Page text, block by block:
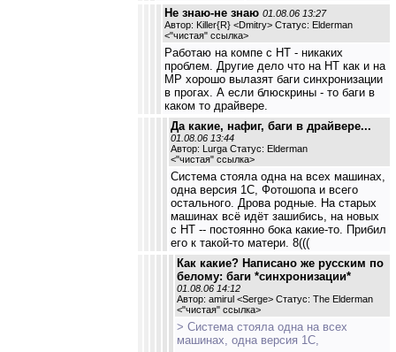
Не знаю-не знаю 01.08.06 13:27
Автор: Killer{R} <Dmitry> Статус: Elderman
<"чистая" ссылка>
Работаю на компе с НТ - никаких
проблем. Другие дело что на НТ как и на
MP хорошо вылазят баги синхронизации
в прогах. А если блюскрины - то баги в
каком то драйвере.
Да какие, нафиг, баги в драйвере...
01.08.06 13:44
Автор: Lurga Статус: Elderman
<"чистая" ссылка>
Система стояла одна на всех машинах,
одна версия 1С, Фотошопа и всего
остального. Дрова родные. На старых
машинах всё идёт зашибись, на новых
с НТ -- постоянно бока какие-то. Прибил
его к такой-то матери. 8(((
Как какие? Написано же русским по
белому: баги *синхронизации*
01.08.06 14:12
Автор: amirul <Serge> Статус: The Elderman
<"чистая" ссылка>
> Система стояла одна на всех
машинах, одна версия 1С,